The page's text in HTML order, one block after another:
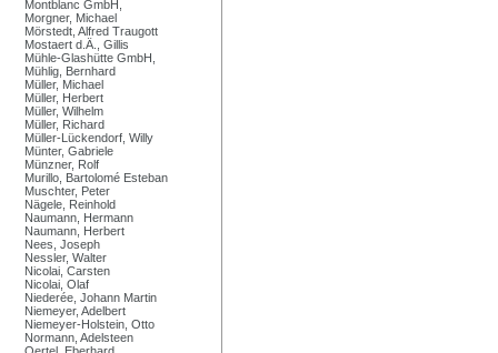
Montblanc GmbH,
Morgner, Michael
Mörstedt, Alfred Traugott
Mostaert d.Ä., Gillis
Mühle-Glashütte GmbH,
Mühlig, Bernhard
Müller, Michael
Müller, Herbert
Müller, Wilhelm
Müller, Richard
Müller-Lückendorf, Willy
Münter, Gabriele
Münzner, Rolf
Murillo, Bartolomé Esteban
Muschter, Peter
Nägele, Reinhold
Naumann, Hermann
Naumann, Herbert
Nees, Joseph
Nessler, Walter
Nicolai, Carsten
Nicolai, Olaf
Niederée, Johann Martin
Niemeyer, Adelbert
Niemeyer-Holstein, Otto
Normann, Adelsteen